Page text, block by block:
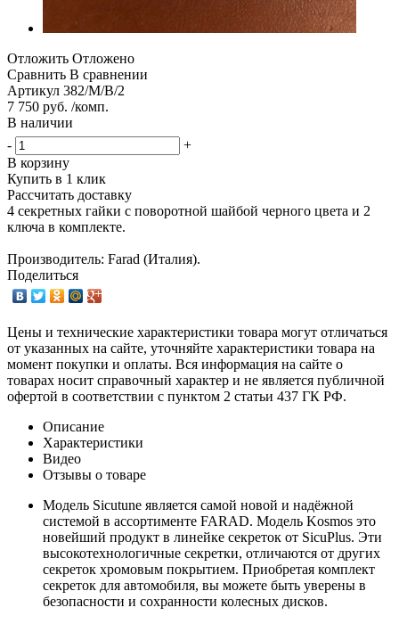
Отложить Отложено
Сравнить В сравнении
Артикул 382/M/B/2
7 750 руб. /комп.
В наличии
-
+
В корзину
Купить в 1 клик
Рассчитать доставку
4 секретных гайки с поворотной шайбой черного цвета и 2
ключа в комплекте.
Производитель: Farad (Италия).
Поделиться
Цены и технические характеристики товара могут отличаться
от указанных на сайте, уточняйте характеристики товара на
момент покупки и оплаты. Вся информация на сайте о
товарах носит справочный характер и не является публичной
офертой в соответствии с пунктом 2 статьи 437 ГК РФ.
Описание
Характеристики
Видео
Отзывы о товаре
Модель Sicutune является самой новой и надёжной
системой в ассортименте FARAD. Модель Kosmos это
новейший продукт в линейке секреток от SicuPlus. Эти
высокотехнологичные секретки, отличаются от других
секреток хромовым покрытием. Приобретая комплект
секреток для автомобиля, вы можете быть уверены в
безопасности и сохранности колесных дисков.